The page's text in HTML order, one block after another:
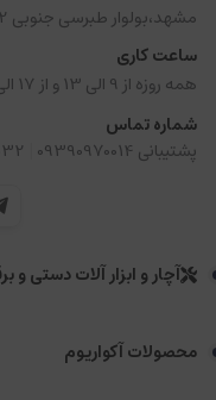
مشهد،بولوار طبرسی جنوبی 62،بیست متری کافی،کافی 10 پلاک 4 واحد 2
ساعت کاری
همه روزه از 9 الی 13 و از 17 الی 21
شماره تماس
پشتیبانی 09390970014
آچار و ابزار آلات دستی و
محصولات آکواریوم